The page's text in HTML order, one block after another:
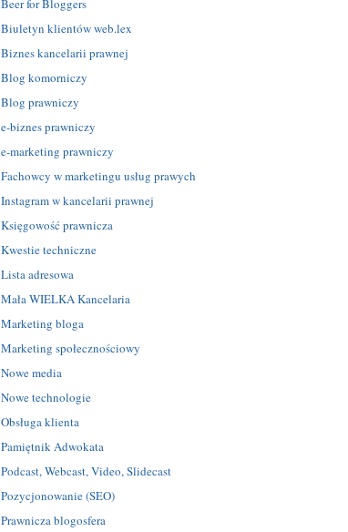
Beer for Bloggers
Biuletyn klientów web.lex
Biznes kancelarii prawnej
Blog komorniczy
Blog prawniczy
e-biznes prawniczy
e-marketing prawniczy
Fachowcy w marketingu usług prawych
Instagram w kancelarii prawnej
Księgowość prawnicza
Kwestie techniczne
Lista adresowa
Mała WIELKA Kancelaria
Marketing bloga
Marketing społecznościowy
Nowe media
Nowe technologie
Obsługa klienta
Pamiętnik Adwokata
Podcast, Webcast, Video, Slidecast
Pozycjonowanie (SEO)
Prawnicza blogosfera